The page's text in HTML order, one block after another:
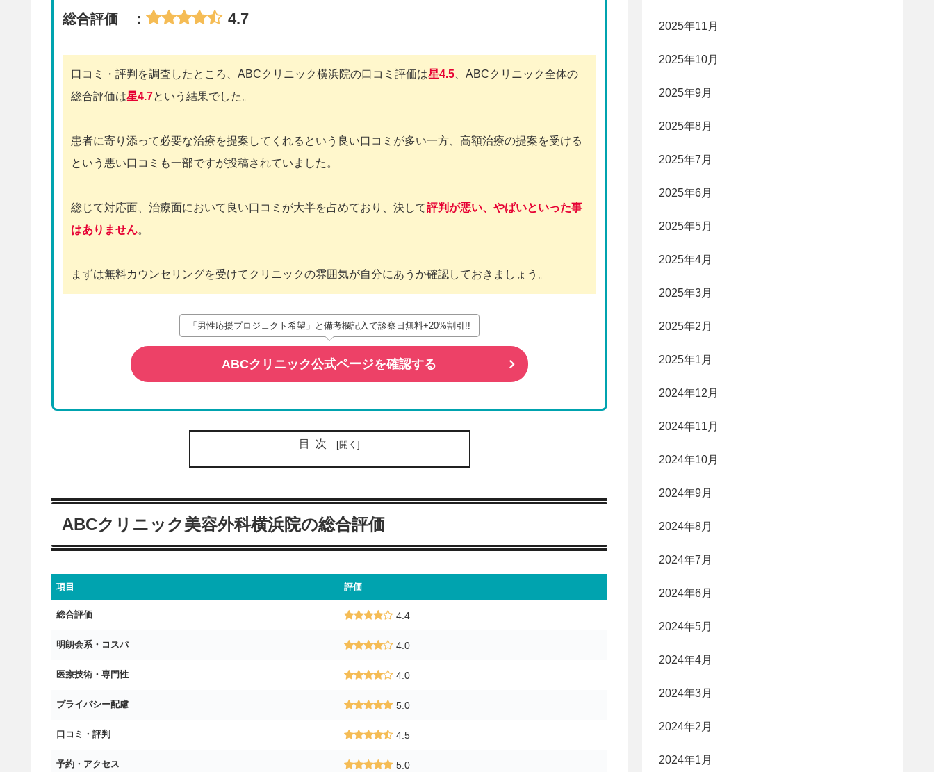
総合評価 ： 4.7
口コミ・評判を調査したところ、ABCクリニック横浜院の口コミ評価は星4.5、ABCクリニック全体の
総合評価は星4.7という結果でした。
患者に寄り添って必要な治療を提案してくれるという良い口コミが多い一方、高額治療の提案を受ける
という悪い口コミも一部ですが投稿されていました。
総じて対応面、治療面において良い口コミが大半を占めており、決して評判が悪い、やばいといった事
はありません。
まずは無料カウンセリングを受けてクリニックの雰囲気が自分にあうか確認しておきましょう。
「男性応援プロジェクト希望」と備考欄記入で診察日無料+20%割引!!
ABCクリニック公式ページを確認する
目次
ABCクリニック美容外科横浜院の総合評価
項目 評価
総合評価 4.4
明朗会系・コスパ 4.0
医療技術・専門性 4.0
プライバシー配慮 5.0
口コミ・評判 4.5
予約・アクセス 5.0
2025年11月
2025年10月
2025年9月
2025年8月
2025年7月
2025年6月
2025年5月
2025年4月
2025年3月
2025年2月
2025年1月
2024年12月
2024年11月
2024年10月
2024年9月
2024年8月
2024年7月
2024年6月
2024年5月
2024年4月
2024年3月
2024年2月
2024年1月